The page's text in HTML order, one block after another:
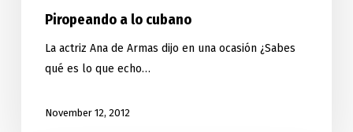
Piropeando a lo cubano
La actriz Ana de Armas dijo en una ocasión ¿Sabes
qué es lo que echo…
November 12, 2012